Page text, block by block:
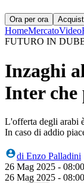
Ora per ora
HomeMercatoVideo
FUTURO IN
Inzaghi
Inter che
L'offerta degli arabi
In caso di addio
di Enzo Palladini
26 Mag 2025 - 08:00
26 Mag 2025 - 08:00